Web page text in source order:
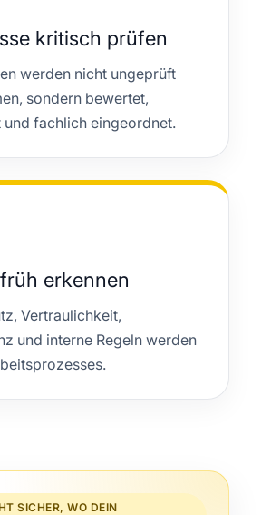
kritisch prüfen
werden nicht ungeprüft
sondern bewertet,
und fachlich eingeordnet.
erkennen
Vertraulichkeit,
und interne Regeln werden
SICHER, WO DEIN